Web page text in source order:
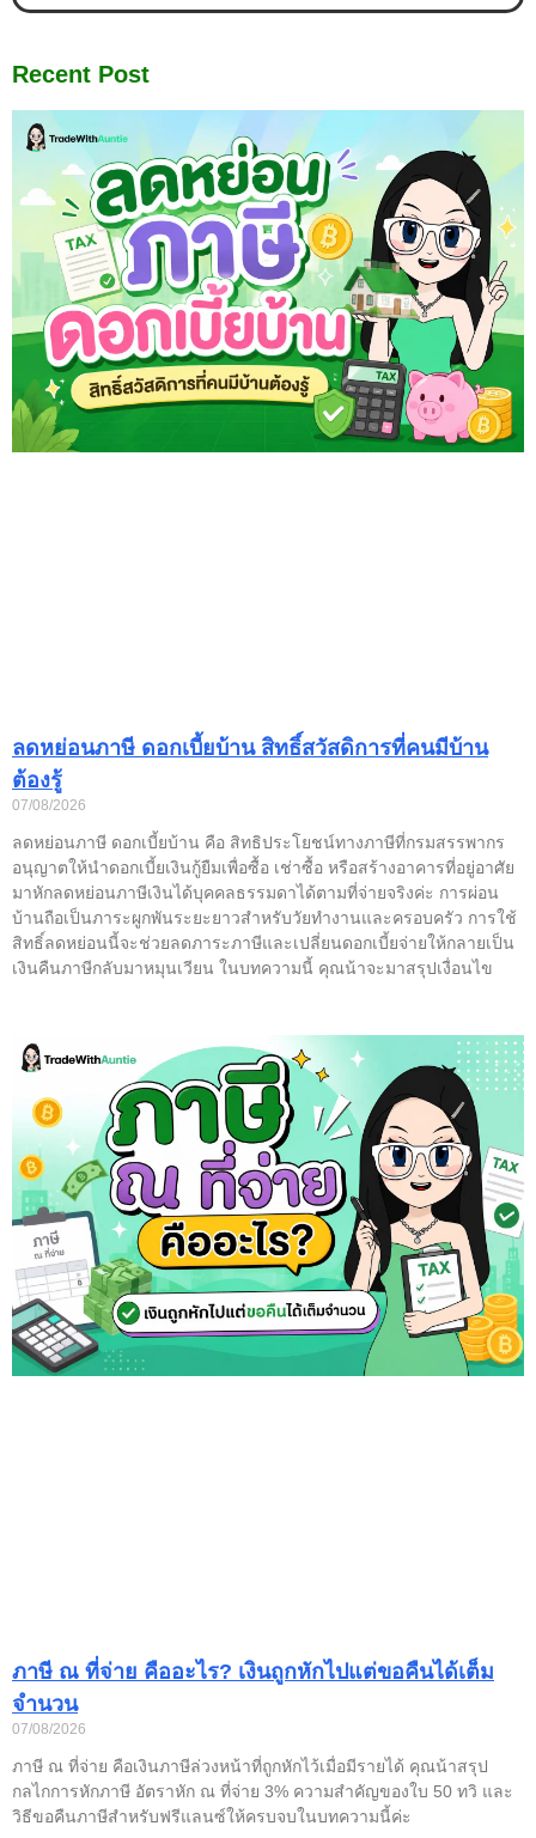
Recent Post
ลดหย่อนภาษี ดอกเบี้ยบ้าน สิทธิ์สวัสดิการที่คนมีบ้าน
ต้องรู้
07/08/2026
ลดหย่อนภาษี ดอกเบี้ยบ้าน คือ สิทธิประโยชน์ทางภาษีที่กรมสรรพากร
อนุญาตให้นำดอกเบี้ยเงินกู้ยืมเพื่อซื้อ เช่าซื้อ หรือสร้างอาคารที่อยู่อาศัย
มาหักลดหย่อนภาษีเงินได้บุคคลธรรมดาได้ตามที่จ่ายจริงค่ะ การผ่อน
บ้านถือเป็นภาระผูกพันระยะยาวสำหรับวัยทำงานและครอบครัว การใช้
สิทธิ์ลดหย่อนนี้จะช่วยลดภาระภาษีและเปลี่ยนดอกเบี้ยจ่ายให้กลายเป็น
เงินคืนภาษีกลับมาหมุนเวียน ในบทความนี้ คุณน้าจะมาสรุปเงื่อนไข
ภาษี ณ ที่จ่าย คืออะไร? เงินถูกหักไปแต่ขอคืนได้เต็ม
จำนวน
07/08/2026
ภาษี ณ ที่จ่าย คือเงินภาษีล่วงหน้าที่ถูกหักไว้เมื่อมีรายได้ คุณน้าสรุป
กลไกการหักภาษี อัตราหัก ณ ที่จ่าย 3% ความสำคัญของใบ 50 ทวิ และ
วิธีขอคืนภาษีสำหรับฟรีแลนซ์ให้ครบจบในบทความนี้ค่ะ